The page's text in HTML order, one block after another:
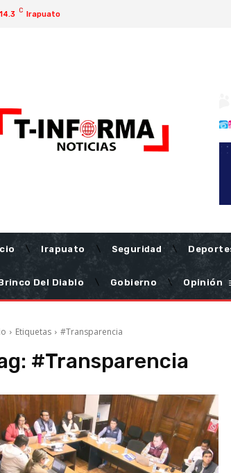
14.3 C Irapuato
Irapuato Seguridad
Del Diablo Gobierno Opinión
Etiquetas #Transparencia
#Transparencia